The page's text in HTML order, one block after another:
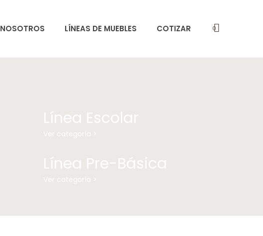
NOSOTROS LÍNEAS DE MUEBLES COTIZAR 0
Línea Escolar
Ver categoría >
Línea Pre-Básica
Ver categoría >